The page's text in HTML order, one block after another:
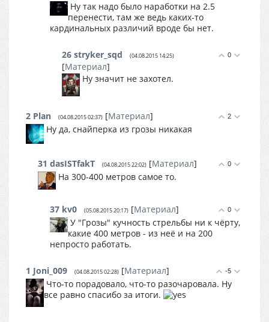
Ну так надо было наработки на 2.5
перенести, там же ведь каких-то
кардинальных различий вроде бы нет.
0
26 stryker_sqd (04.08.2015 14:25)
[Материал]
Ну значит не захотел.
2
2 Plan (04.08.2015 02:37) [Материал]
Ну да, снайперка из грозы никакая
0
31 dasISTfakT (04.08.2015 22:02) [Материал]
На 300-400 метров самое то.
0
37 kv0 (05.08.2015 20:17) [Материал]
У "Грозы" кучность стрельбы ни к чёрту,
какие 400 метров - из неё и на 200
непросто работать.
-5
1 Joni_009 (04.08.2015 02:28) [Материал]
Что-то порадовало, что-то разочаровала. Ну
все равно спасибо за итоги.